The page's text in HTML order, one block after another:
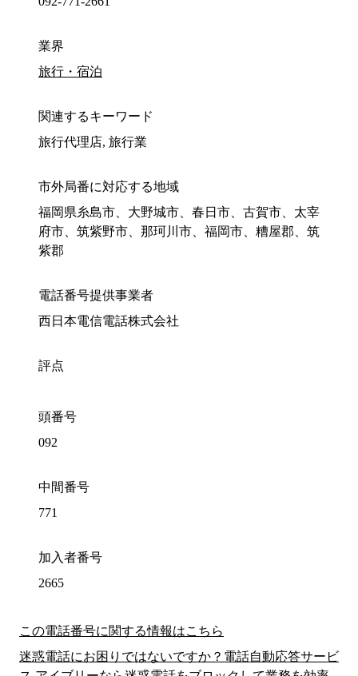
業界
旅行・宿泊
関連するキーワード
旅行代理店, 旅行業
市外局番に対応する地域
福岡県糸島市、大野城市、春日市、古賀市、太宰
府市、筑紫野市、那珂川市、福岡市、糟屋郡、筑
紫郡
電話番号提供事業者
西日本電信電話株式会社
評点
頭番号
092
中間番号
771
加入者番号
2665
この電話番号に関する情報はこちら
迷惑電話にお困りではないですか？電話自動応答サービ